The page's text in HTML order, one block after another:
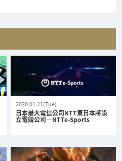
2020.01.21(Tue)
日本最大電信公司NTT東日本將設
立電競公司—NTTe-Sports